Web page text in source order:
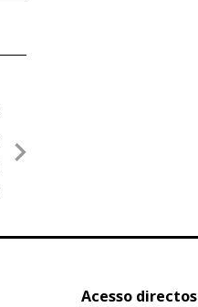
Acesso directos